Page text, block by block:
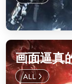
画面逼真